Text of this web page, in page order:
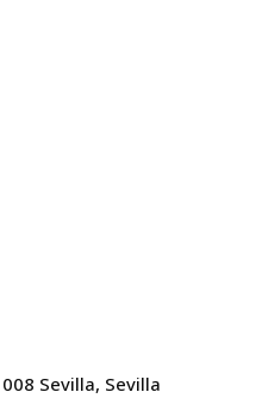
Sevilla, Sevilla